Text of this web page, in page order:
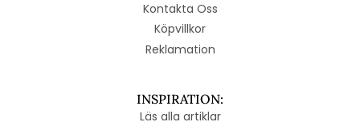
Kontakta Oss
Köpvillkor
Reklamation
INSPIRATION:
Läs alla artiklar